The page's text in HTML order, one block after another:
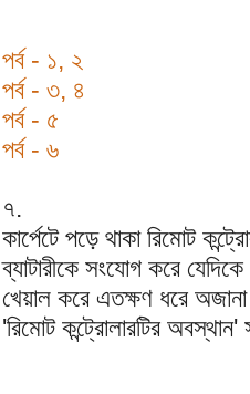
পর্ব - ১, ২
পর্ব - ৩, ৪
পর্ব - ৫
পর্ব - ৬
৭.
কার্পেটে পড়ে থাকা রিমোট
ব্যাটারীকে সংযোগ করে
খেয়াল করে এতক্ষণ ধরে
'রিমোট কন্ট্রোলারটির